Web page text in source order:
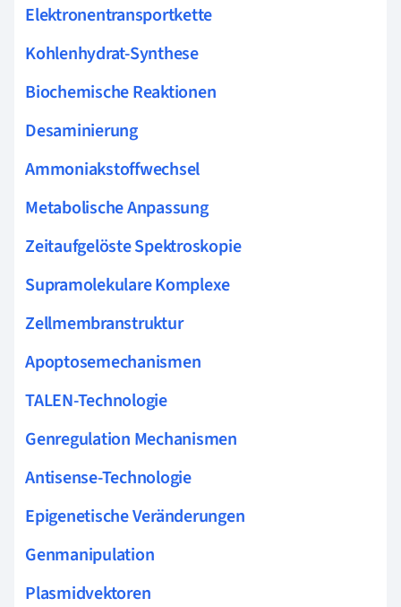
Elektronentransportkette
Kohlenhydrat-Synthese
Biochemische Reaktionen
Desaminierung
Ammoniakstoffwechsel
Metabolische Anpassung
Zeitaufgelöste Spektroskopie
Supramolekulare Komplexe
Zellmembranstruktur
Apoptosemechanismen
TALEN-Technologie
Genregulation Mechanismen
Antisense-Technologie
Epigenetische Veränderungen
Genmanipulation
Plasmidvektoren